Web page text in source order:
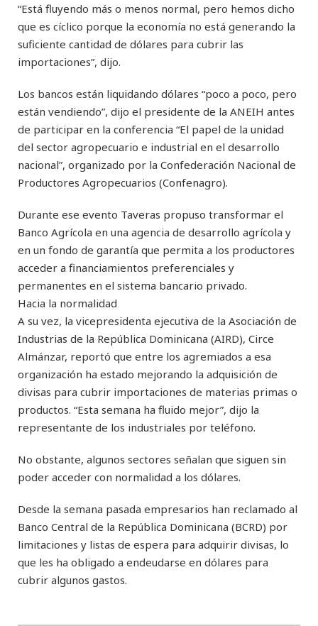
“Está fluyendo más o menos normal, pero hemos dicho
que es cíclico porque la economía no está generando la
suficiente cantidad de dólares para cubrir las
importaciones”, dijo.
Los bancos están liquidando dólares “poco a poco, pero
están vendiendo”, dijo el presidente de la ANEIH antes
de participar en la conferencia “El papel de la unidad
del sector agropecuario e industrial en el desarrollo
nacional”, organizado por la Confederación Nacional de
Productores Agropecuarios (Confenagro).
Durante ese evento Taveras propuso transformar el
Banco Agrícola en una agencia de desarrollo agrícola y
en un fondo de garantía que permita a los productores
acceder a financiamientos preferenciales y
permanentes en el sistema bancario privado.
Hacia la normalidad
A su vez, la vicepresidenta ejecutiva de la Asociación de
Industrias de la República Dominicana (AIRD), Circe
Almánzar, reportó que entre los agremiados a esa
organización ha estado mejorando la adquisición de
divisas para cubrir importaciones de materias primas o
productos. “Esta semana ha fluido mejor”, dijo la
representante de los industriales por teléfono.
No obstante, algunos sectores señalan que siguen sin
poder acceder con normalidad a los dólares.
Desde la semana pasada empresarios han reclamado al
Banco Central de la República Dominicana (BCRD) por
limitaciones y listas de espera para adquirir divisas, lo
que les ha obligado a endeudarse en dólares para
cubrir algunos gastos.